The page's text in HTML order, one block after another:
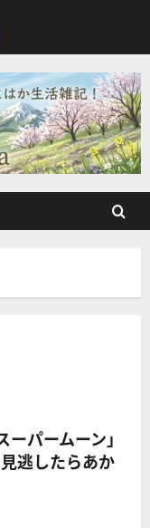
パームーン」
逃したらあか